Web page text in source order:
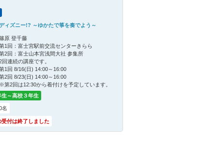
ィズニー!? ～ゆかたで箏を奏でよう～
原 登千藤
1回：富士宮駅前交流センターきらら
2回：富士山本宮浅間大社 参集所
回連続の講座です。
1回 8/16(日) 14:00～16:00
2回 8/23(日) 14:00～16:00
第2回は12:30から着付けを予定しています。
生～高校３年生
名
受付は終了しました